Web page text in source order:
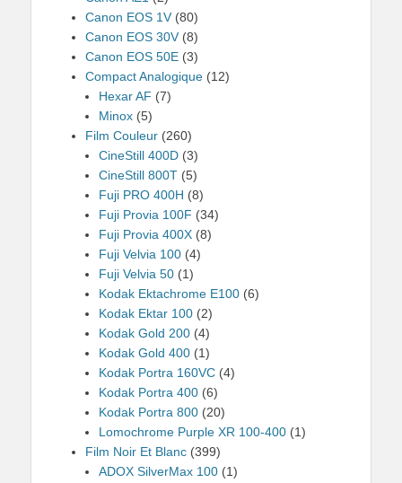
Canon EOS 1V (80)
Canon EOS 30V (8)
Canon EOS 50E (3)
Compact Analogique (12)
Hexar AF (7)
Minox (5)
Film Couleur (260)
CineStill 400D (3)
CineStill 800T (5)
Fuji PRO 400H (8)
Fuji Provia 100F (34)
Fuji Provia 400X (8)
Fuji Velvia 100 (4)
Fuji Velvia 50 (1)
Kodak Ektachrome E100 (6)
Kodak Ektar 100 (2)
Kodak Gold 200 (4)
Kodak Gold 400 (1)
Kodak Portra 160VC (4)
Kodak Portra 400 (6)
Kodak Portra 800 (20)
Lomochrome Purple XR 100-400 (1)
Film Noir Et Blanc (399)
ADOX SilverMax 100 (1)